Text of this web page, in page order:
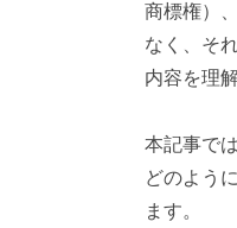
商標権）
なく、そ
内容を理
本記事で
どのよう
ます。